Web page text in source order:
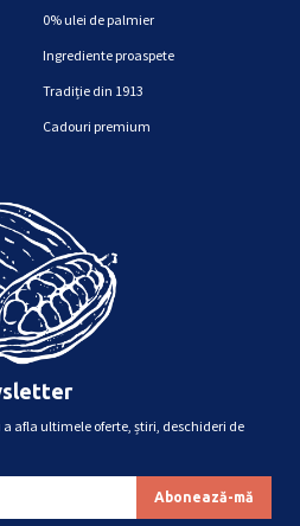
0% ulei de palmier
Ingrediente proaspete
Tradiție din 1913
Cadouri premium
afla ultimele oferte, știri, deschideri de